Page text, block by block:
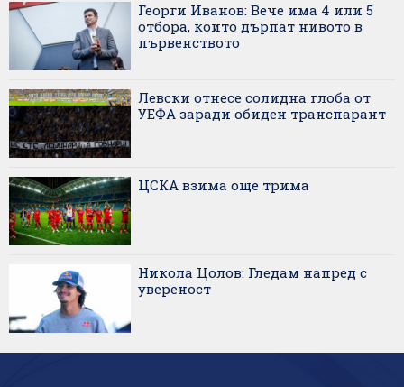
Георги Иванов: Вече има 4 или 5
отбора, които дърпат нивото в
първенството
Левски отнесе солидна глоба от
УЕФА заради обиден транспарант
ЦСКА взима още трима
Никола Цолов: Гледам напред с
увереност